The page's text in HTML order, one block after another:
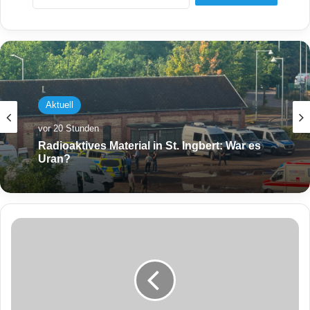
Aktuell
vor 20 Stunden
Radioaktives Material in St. Ingbert: War es
Uran?
D